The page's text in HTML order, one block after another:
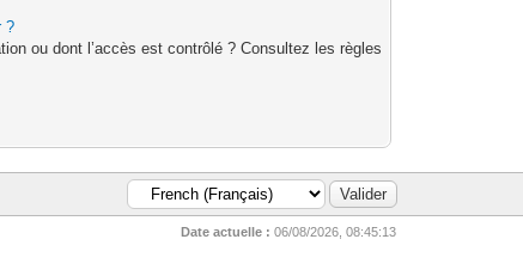
?
ou dont l’accès est contrôlé ? Consultez les règles
Date actuelle : 06/08/2026, 08:45:13